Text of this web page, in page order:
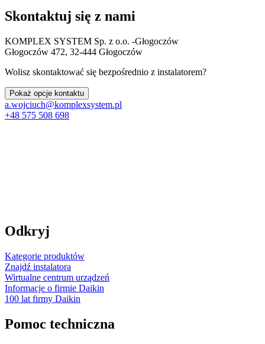
Skontaktuj się z nami
KOMPLEX SYSTEM Sp. z o.o. -Głogoczów
Głogoczów 472, 32-444 Głogoczów
Wolisz skontaktować się bezpośrednio z instalatorem?
Pokaż opcje kontaktu
a.wojciuch@komplexsystem.pl
+48 575 508 698
Odkryj
Kategorie produktów
Znajdź instalatora
Wirtualne centrum urządzeń
Informacje o firmie Daikin
100 lat firmy Daikin
Pomoc techniczna